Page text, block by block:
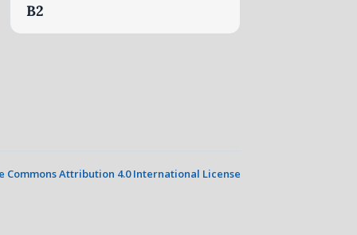
B2
Commons Attribution 4.0 International License